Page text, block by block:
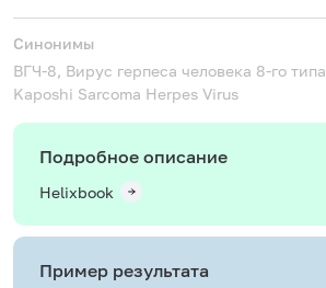
Синонимы
ВГЧ-8, Вирус герпеса человека 8-го типа
Kaposhi Sarсoma Herpes Virus
Подробное описание
Helixbook
Пример результата